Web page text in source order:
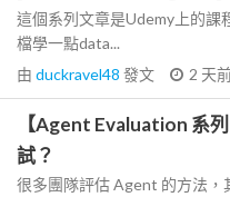
這個系列文章是Udemy上的課
檔學一點data...
由 duckravel48 發文 2 天
【Agent Evaluation 系
試？
很多團隊評估 Agent 的方法